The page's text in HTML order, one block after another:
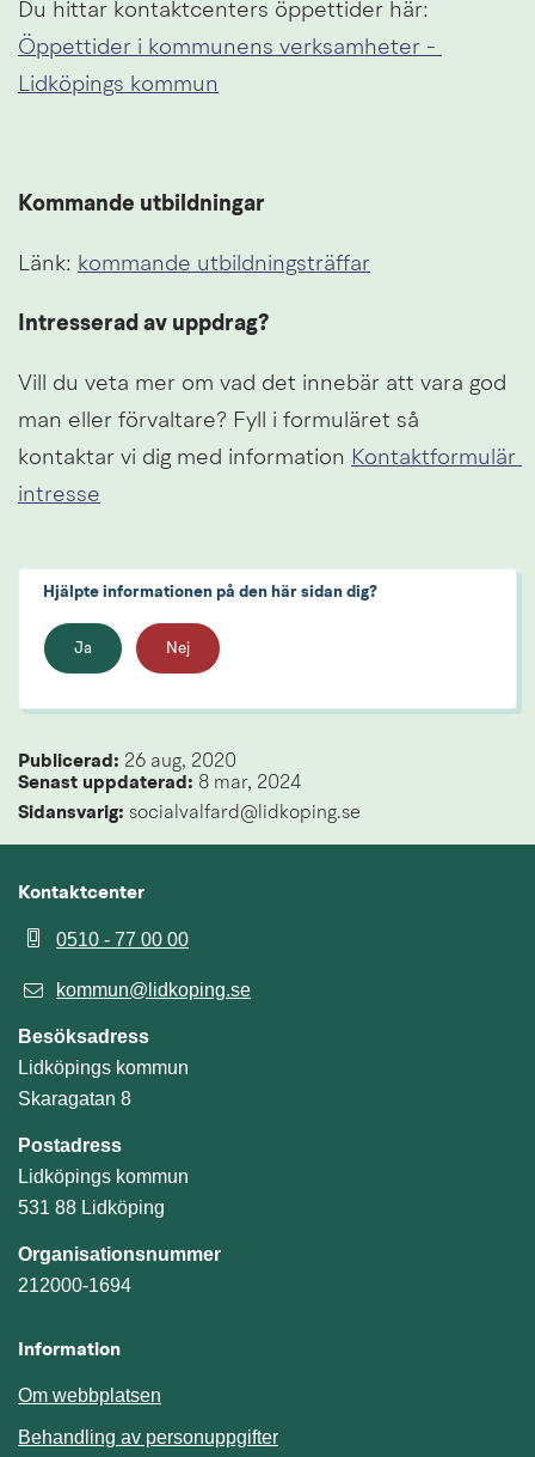
Öppettider i kommunens verksamheter -
Lidköpings kommun
Kommande utbildningar
Länk: kommande utbildningsträffar
Intresserad av uppdrag?
Vill du veta mer om vad det innebär att vara god
man eller förvaltare? Fyll i formuläret så
kontaktar vi dig med information Kontaktformulär
intresse
Hjälpte informationen på den här sidan dig?
Ja Nej
Publicerad: 26 aug, 2020
Senast uppdaterad: 8 mar, 2024
Sidansvarig: socialvalfard@lidkoping.se
Kontaktcenter
0510 - 77 00 00
kommun@lidkoping.se
Besöksadress
Lidköpings kommun
Skaragatan 8
Postadress
Lidköpings kommun
531 88 Lidköping
Organisationsnummer
212000-1694
Information
Om webbplatsen
Behandling av personuppgifter